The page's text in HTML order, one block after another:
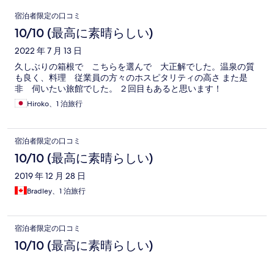
口
コ
ミ
宿泊者限定の口コミ
10/10 (最高に素晴らしい)
2022 年 7 月 13 日
久しぶりの箱根で こちらを選んで 大正解でした。温泉の質
も良く、料理 従業員の方々のホスピタリティの高さ また是
非 伺いたい旅館でした。 ２回目もあると思います！
Hiroko、1 泊旅行
宿泊者限定の口コミ
10/10 (最高に素晴らしい)
2019 年 12 月 28 日
Bradley、1 泊旅行
宿泊者限定の口コミ
10/10 (最高に素晴らしい)